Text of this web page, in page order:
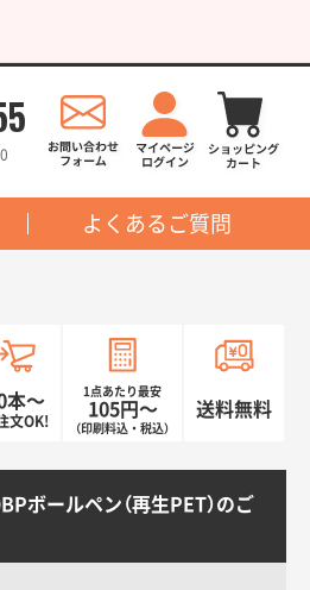
よくあるご質問
本〜
文OK!
1点あたり最安
105円〜
（印刷料込・税込）
送料無料
ボールペン（再生PET）のご